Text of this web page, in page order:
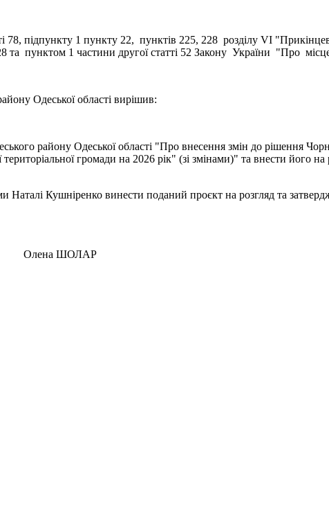
78, підпункту 1 пункту 22, пунктів 225, 228 розділу VI
та пунктом 1 частини другої статті 52 Закону України "Про
Одеської області вирішив:
району Одеської області "Про внесення змін до рішення
громади на 2026 рік" (зі змінами)" та внести його на
Наталі Кушніренко винести поданий проєкт на розгляд та
ШОЛАР